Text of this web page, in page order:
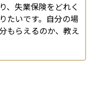
、失業保険をどれく
たいです。自分の場
もらえるのか、教え